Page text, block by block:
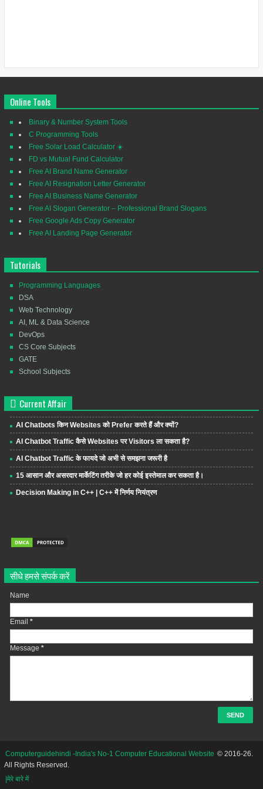
Online Tools
Binary & Number System Tools
C Programming Tools
Free Solar Load Calculator ☀️
FD vs Mutual Fund Calculator
Free AI Brand Name Generator
Free AI Resignation Letter Generator
Free AI Business Name Generator
Free AI Slogan Generator – Professional Brand Slogans
Free Google Ads Copy Generator
Free AI Landing Page Generator
Tutorials
Programming Languages
DSA
Web Technology
AI, ML & Data Science
DevOps
CS Core Subjects
GATE
School Subjects
Current Affair
AI Chatbots किन Websites को Prefer करते हैं और क्यों?
AI Chatbot Traffic कैसे Websites पर Visitors ला सकता है?
AI Chatbot Traffic के फायदे जो अभी से समझना जरूरी है
15 आसान और असरदार मार्केटिंग तरीके जो हर कोई इस्तेमाल कर सकता है।
Decision Making in C++ | C++ में निर्णय नियंत्रण
सीधे हमसे संपर्क करें
Name
Email *
Message *
Computerguidehindi -India's No-1 Computer Educational Website © 2016-26.
All Rights Reserved.
|मेरे बारे में